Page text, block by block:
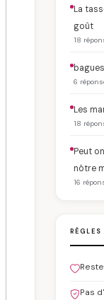
La
goût
18
6
Les
18
Peut
nôtre
16
Pas